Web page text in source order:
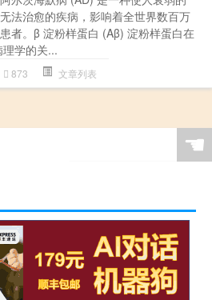
无法治愈的疾病，影响着全世界数百万
患者。β 淀粉样蛋白 (Aβ) 淀粉样蛋白在
学的关...
873 文章列表
☚